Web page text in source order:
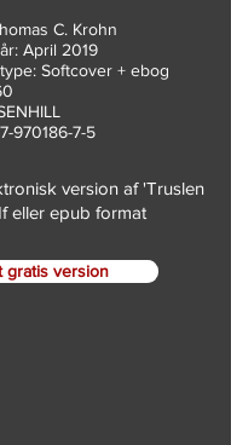
C. Krohn
April 2019
Softcover + ebog
970186-7-5
version af 'Truslen
eller epub format
gratis version